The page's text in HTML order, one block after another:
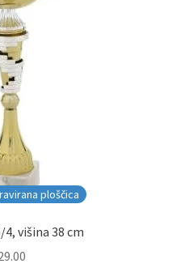
ploščica
4, višina 38 cm